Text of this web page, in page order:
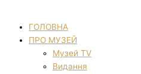
ГОЛОВНА
ПРО МУЗЕЙ
Музей TV
Видання